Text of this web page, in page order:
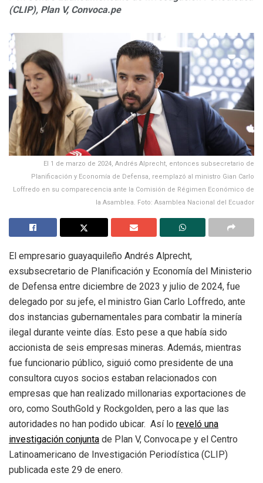
(CLIP), Plan V, Convoca.pe
El 1 de marzo de 2024, Andrés Alprecht, entonces subsecretario de
Planificación y Economía de Defensa, reemplazó al ministro Gian Carlo
Loffredo en su comparecencia ante la Comisión de Régimen Económico de
la Asamblea. Foto: Asamblea Nacional del Ecuador
El empresario guayaquileño Andrés Alprecht,
exsubsecretario de Planificación y Economía del Ministerio
de Defensa entre diciembre de 2023 y julio de 2024, fue
delegado por su jefe, el ministro Gian Carlo Loffredo, ante
dos instancias gubernamentales para combatir la minería
ilegal durante veinte días. Esto pese a que había sido
accionista de seis empresas mineras. Además, mientras
fue funcionario público, siguió como presidente de una
consultora cuyos socios estaban relacionados con
empresas que han realizado millonarias exportaciones de
oro, como SouthGold y Rockgolden, pero a las que las
autoridades no han podido ubicar. Así lo reveló una
investigación conjunta de Plan V, Convoca.pe y el Centro
Latinoamericano de Investigación Periodística (CLIP)
publicada este 29 de enero.